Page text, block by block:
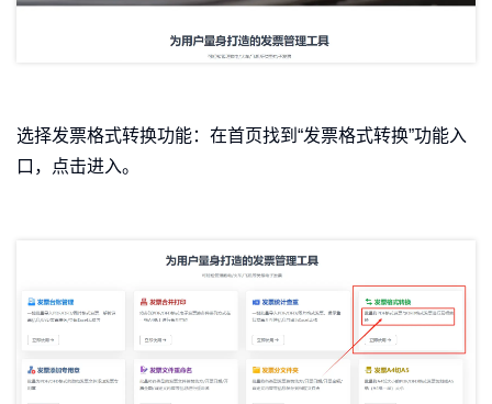
选择发票格式转换功能：在首页找到“发票格式转换”功能入
口，点击进入。